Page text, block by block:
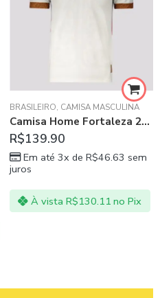
BRASILEIRO, CAMISA MASCULINA
Camisa Home Fortaleza 2021 – Branco
R$139.90
Em até 3x de R$46.63 sem
juros
À vista R$130.11 no Pix